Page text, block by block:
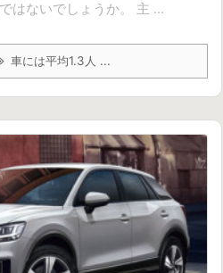
はないでしょうか。 主 ...
車には平均1.3人 ...